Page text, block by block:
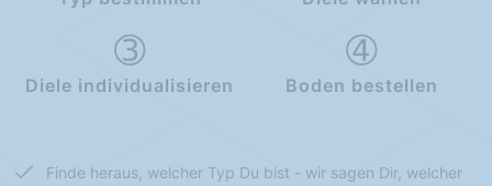
Diele individualisieren Boden bestellen
Finde heraus, welcher Typ Du bist - wir sagen Dir, welcher